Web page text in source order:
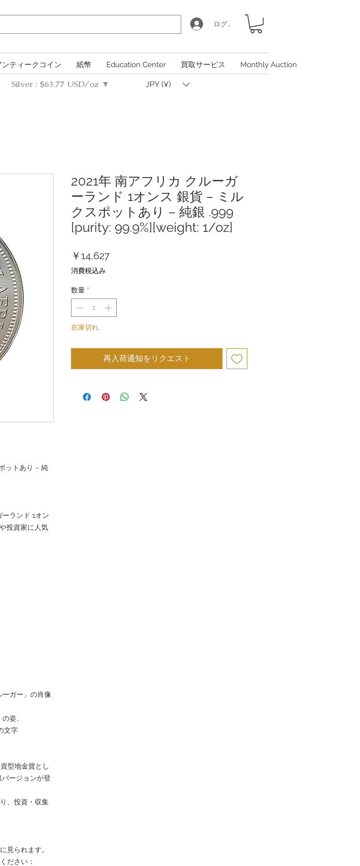
ログイン
ンティークコイン 紙幣 Education Center 買取サービス Monthly Auction
Silver : $63.77 USD/oz ▼ JPY (¥)
ットあり – 純
ランド 1オン
投資家に人気
ーガー」の肖像
姿、
文字
型地金貨とし
ージョンが登
、投資・収集
見られます。
ださい：
2021年 南アフリカ クルーガ
ーランド 1オンス 銀貨 – ミル
クスポットあり – 純銀 .999
[purity: 99.9%][weight: 1/oz]
￥14,627価
消費税込み
数量 *
在庫切れ
再入荷通知をリクエスト